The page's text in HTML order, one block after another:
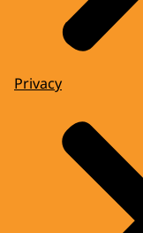
Privacy